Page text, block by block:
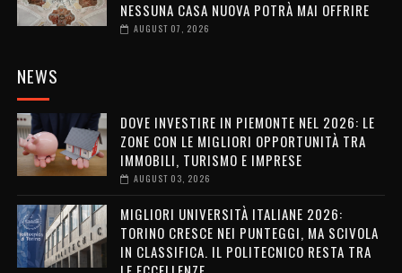
NESSUNA CASA NUOVA POTRÀ MAI OFFRIRE
AUGUST 07, 2026
NEWS
DOVE INVESTIRE IN PIEMONTE NEL 2026: LE
ZONE CON LE MIGLIORI OPPORTUNITÀ TRA
IMMOBILI, TURISMO E IMPRESE
AUGUST 03, 2026
MIGLIORI UNIVERSITÀ ITALIANE 2026:
TORINO CRESCE NEI PUNTEGGI, MA SCIVOLA
IN CLASSIFICA. IL POLITECNICO RESTA TRA